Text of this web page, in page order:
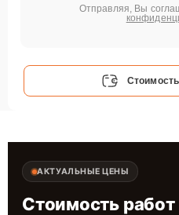
Отправляя, Вы
АКТУАЛЬНЫЕ ЦЕНЫ
Стоимость работ